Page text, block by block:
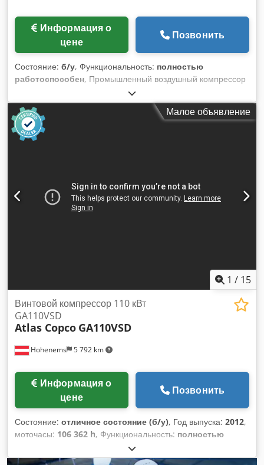
цене
Позвонить
Состояние: б/у, Функциональность: полностью
работоспособен, Промышленный воздушный компрессор
— это машина, используемая для повышения давления и
расхода сжатого воздуха для питания различных
промышленных инструментов, оборудования и процессов.
Dkjdpfxownxzis Al Ter
Малое объявление
1 / 15
Hohenems 5 792 km
Винтовой компрессор 110 кВт
GA110VSD
Atlas Copco GA110VSD
цене
Позвонить
Состояние: отличное состояние (б/у), Год выпуска: 2012,
моточасы: 106 362 h, Функциональность: полностью
, Винтовой компрессор премиум-класса
Atlas Copco GA110VSD. Год выпуска 2012. Dksdpsul U Tyefx